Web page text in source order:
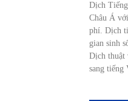
Dịch
Châu Á
phí. Dịch
gian sinh
Dịch thuật
sang tiếng